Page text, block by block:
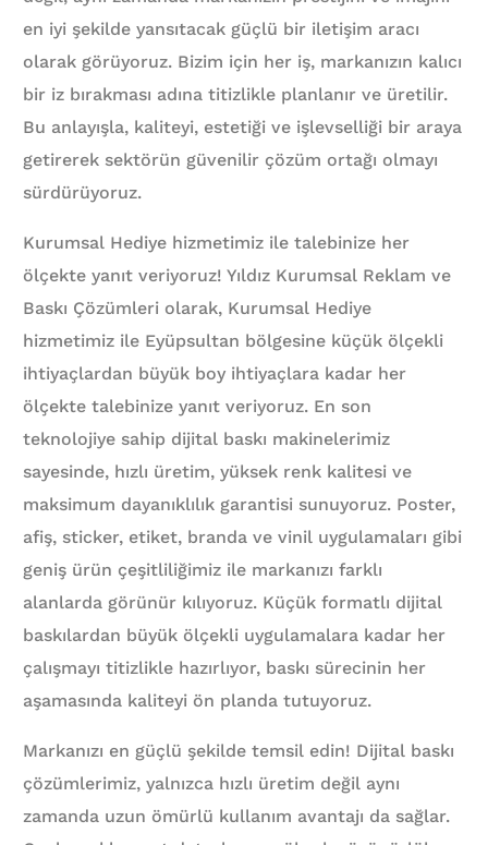
en iyi şekilde yansıtacak güçlü bir iletişim aracı
olarak görüyoruz. Bizim için her iş, markanızın kalıcı
bir iz bırakması adına titizlikle planlanır ve üretilir.
Bu anlayışla, kaliteyi, estetiği ve işlevselliği bir araya
getirerek sektörün güvenilir çözüm ortağı olmayı
sürdürüyoruz.
Kurumsal Hediye hizmetimiz ile talebinize her
ölçekte yanıt veriyoruz! Yıldız Kurumsal Reklam ve
Baskı Çözümleri olarak, Kurumsal Hediye
hizmetimiz ile Eyüpsultan bölgesine küçük ölçekli
ihtiyaçlardan büyük boy ihtiyaçlara kadar her
ölçekte talebinize yanıt veriyoruz. En son
teknolojiye sahip dijital baskı makinelerimiz
sayesinde, hızlı üretim, yüksek renk kalitesi ve
maksimum dayanıklılık garantisi sunuyoruz. Poster,
afiş, sticker, etiket, branda ve vinil uygulamaları gibi
geniş ürün çeşitliliğimiz ile markanızı farklı
alanlarda görünür kılıyoruz. Küçük formatlı dijital
baskılardan büyük ölçekli uygulamalara kadar her
çalışmayı titizlikle hazırlıyor, baskı sürecinin her
aşamasında kaliteyi ön planda tutuyoruz.
Markanızı en güçlü şekilde temsil edin! Dijital baskı
çözümlerimiz, yalnızca hızlı üretim değil aynı
zamanda uzun ömürlü kullanım avantajı da sağlar.